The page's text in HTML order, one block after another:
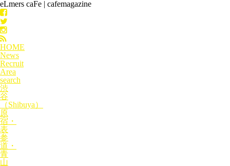
eLmers caFe | cafemagazine
HOME
News
Recruit
Area
search
渋
谷
（Shibuya）
原
宿・
表
参
道・
青
山